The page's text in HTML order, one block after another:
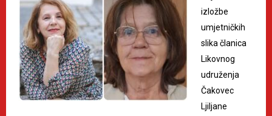
izložbe
umjetničkih
slika članica
Likovnog
udruženja
Čakovec
Ljiljane